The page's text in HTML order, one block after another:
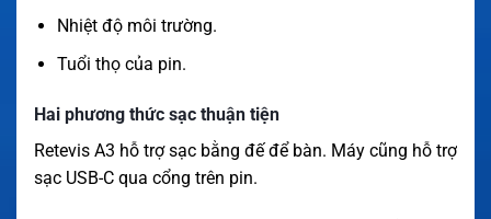
Nhiệt độ môi trường.
Tuổi thọ của pin.
Hai phương thức sạc thuận tiện
Retevis A3 hỗ trợ sạc bằng đế để bàn. Máy cũng hỗ trợ
sạc USB-C qua cổng trên pin.